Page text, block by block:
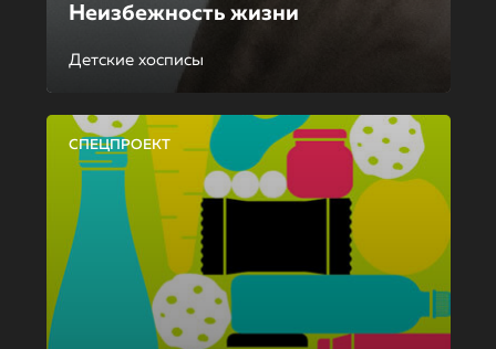
Неизбежность жизни
Детские хосписы
СПЕЦПРОЕКТ